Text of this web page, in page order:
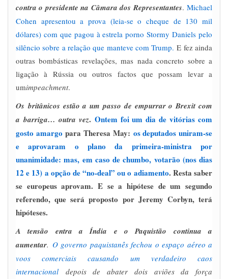
contra o presidente na Câmara dos Representantes.Michael
Cohen apresentou a prova (leia-se o cheque de 130 mil
dólares) com que pagou à estrela porno Stormy Daniels pelo
silêncio sobre a relação que manteve com Trump.E fez ainda
outras bombásticas revelações, mas nada concreto sobre a
ligação à Rússia ou outros factos que possam levar a
umimpeachment.
Os britânicos estão a um passo de empurrar o Brexit com
a barriga… outra vez. Ontem foi um dia de vitórias com
gosto amargo para Theresa May: os deputados uniram-se
e aprovaram o plano da primeira-ministra por
unanimidade: mas, em caso de chumbo, votarão (nos dias
12 e 13) a opção de “no-deal” ou o adiamento. Resta saber
se europeus aprovam. E se a hipótese de um segundo
referendo, que será proposto por Jeremy Corbyn, terá
hipóteses.
A tensão entra a Índia e o Paquistão continua a
aumentar. O governo paquistanês fechou o espaço aéreo a
voos comerciais causando um verdadeiro caos
internacional depois de abater dois aviões da força